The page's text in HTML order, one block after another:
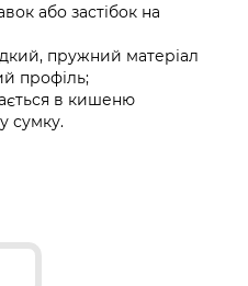
або застібок на
пружний матеріал
профіль;
в кишеню
сумку.